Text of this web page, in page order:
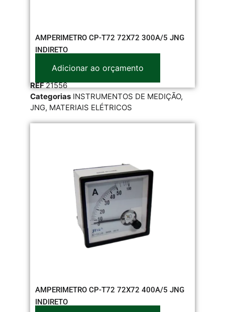
AMPERIMETRO CP-T72 72X72 300A/5 JNG
INDIRETO
Adicionar ao orçamento
REF21556
Categorias INSTRUMENTOS DE MEDIÇÃO,
JNG, MATERIAIS ELÉTRICOS
AMPERIMETRO CP-T72 72X72 400A/5 JNG
INDIRETO